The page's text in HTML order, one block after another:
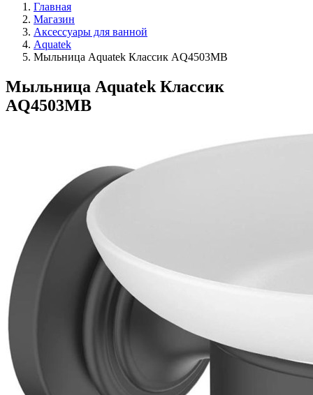
Главная
Магазин
Аксессуары для ванной
Aquatek
Мыльница Aquatek Классик AQ4503MB
Мыльница Aquatek Классик
AQ4503MB